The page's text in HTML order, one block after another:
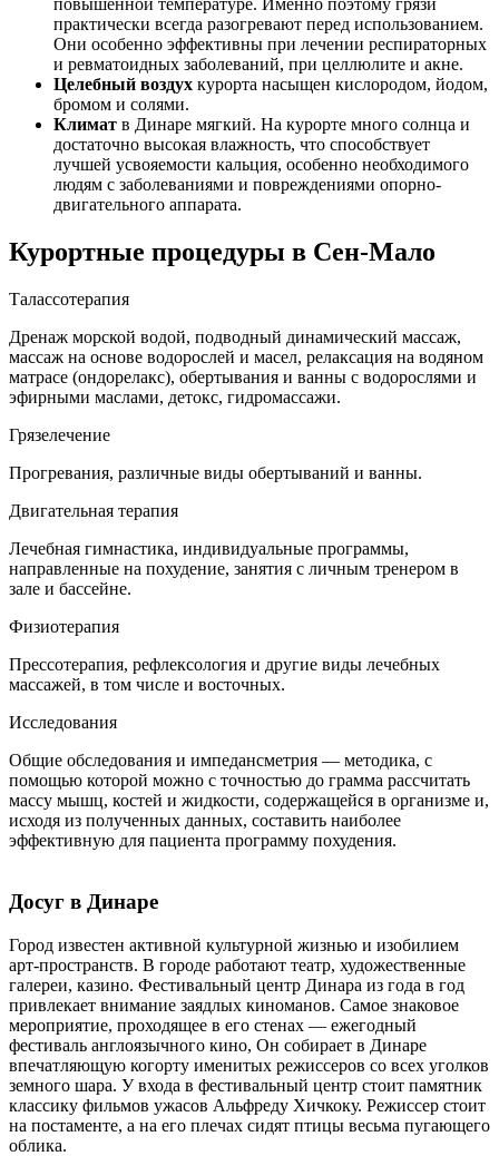
повышенной температуре. Именно поэтому грязи
практически всегда разогревают перед использованием.
Они особенно эффективны при лечении респираторных
и ревматоидных заболеваний, при целлюлите и акне.
Целебный воздух курорта насыщен кислородом, йодом,
бромом и солями.
Климат в Динаре мягкий. На курорте много солнца и
достаточно высокая влажность, что способствует
лучшей усвояемости кальция, особенно необходимого
людям с заболеваниями и повреждениями опорно-
двигательного аппарата.
Курортные процедуры в Сен-Мало
Талассотерапия
Дренаж морской водой, подводный динамический массаж,
массаж на основе водорослей и масел, релаксация на водяном
матрасе (ондорелакс), обертывания и ванны с водорослями и
эфирными маслами, детокс, гидромассажи.
Грязелечение
Прогревания, различные виды обертываний и ванны.
Двигательная терапия
Лечебная гимнастика, индивидуальные программы,
направленные на похудение, занятия с личным тренером в
зале и бассейне.
Физиотерапия
Прессотерапия, рефлексология и другие виды лечебных
массажей, в том числе и восточных.
Исследования
Общие обследования и импедансметрия — методика, с
помощью которой можно с точностью до грамма рассчитать
массу мышц, костей и жидкости, содержащейся в организме и,
исходя из полученных данных, составить наиболее
эффективную для пациента программу похудения.
Досуг в Динаре
Город известен активной культурной жизнью и изобилием
арт-пространств. В городе работают театр, художественные
галереи, казино. Фестивальный центр Динара из года в год
привлекает внимание заядлых киноманов. Самое знаковое
мероприятие, проходящее в его стенах — ежегодный
фестиваль англоязычного кино, Он собирает в Динаре
впечатляющую когорту именитых режиссеров со всех уголков
земного шара. У входа в фестивальный центр стоит памятник
классику фильмов ужасов Альфреду Хичкоку. Режиссер стоит
на постаменте, а на его плечах сидят птицы весьма пугающего
облика.